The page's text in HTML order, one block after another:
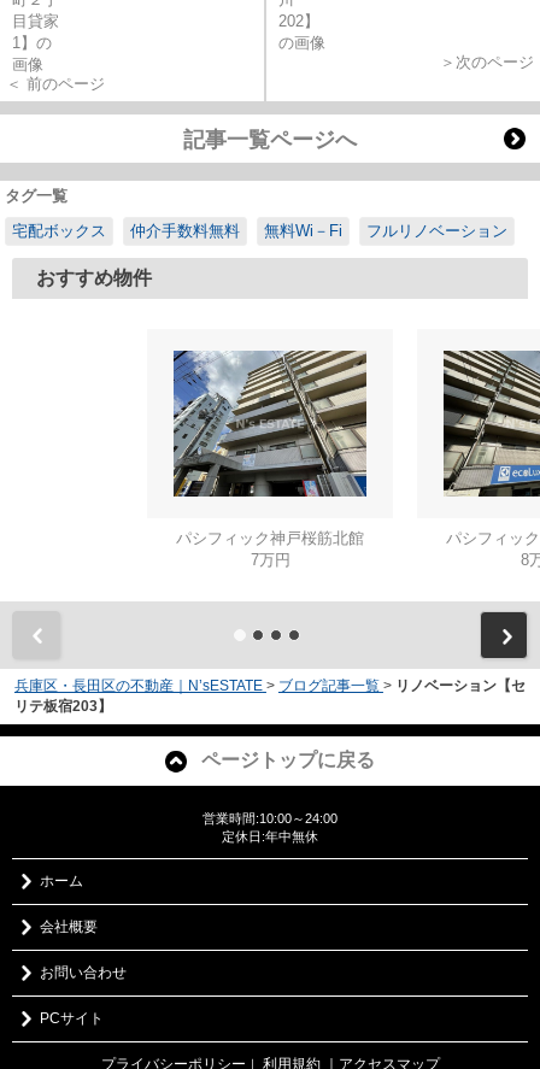
＜ 前のページ
＞次のページ
記事一覧ページへ
タグ一覧
宅配ボックス
仲介手数料無料 無料Wi－Fi フルリノベーション
おすすめ物件
パシフィック神戸桜筋北館
7万円
パシフィッ
8
兵庫区・長田区の不動産｜N’sESTATE > ブログ記事一覧 > リノベーション【セ
リテ板宿203】
ページトップに戻る
営業時間:10:00～24:00
定休日:年中無休
ホーム
会社概要
お問い合わせ
PCサイト
プライバシーポリシー ｜ 利用規約 ｜アクセスマップ